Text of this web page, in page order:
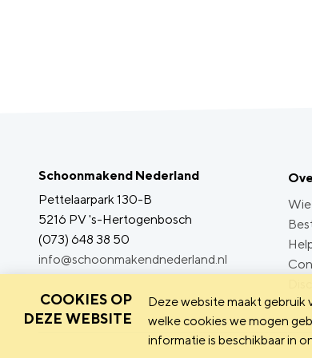
Schoonmakend Nederland
Pettelaarpark 130-B
5216 PV 's-Hertogenbosch
(073) 648 38 50
info@schoonmakendnederland.nl
Wie
COOKIES OP
DEZE WEBSITE
Deze website maakt gebruik
welke cookies we mogen
informatie is beschikbaar in